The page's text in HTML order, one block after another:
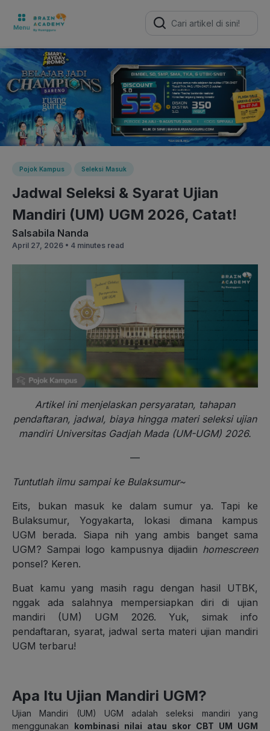
Search
for:
Pojok Kampus Seleksi Masuk
Jadwal Seleksi & Syarat Ujian
Mandiri (UM) UGM 2026, Catat!
Salsabila Nanda
April 27, 2026 • 4 minutes read
Artikel ini menjelaskan persyaratan, tahapan
pendaftaran, jadwal, biaya hingga materi seleksi ujian
mandiri Universitas Gadjah Mada (UM-UGM) 2026.
—
Tuntutlah ilmu sampai ke Bulaksumur~
Eits, bukan masuk ke dalam sumur ya. Tapi ke
Bulaksumur, Yogyakarta, lokasi dimana kampus
UGM berada. Siapa nih yang ambis banget sama
UGM? Sampai logo kampusnya dijadiin homescreen
ponsel? Keren.
Buat kamu yang masih ragu dengan hasil UTBK,
nggak ada salahnya mempersiapkan diri di ujian
mandiri (UM) UGM 2026. Yuk, simak info
pendaftaran, syarat, jadwal serta materi ujian mandiri
UGM terbaru!
Apa Itu Ujian Mandiri UGM?
Ujian Mandiri (UM) UGM adalah seleksi mandiri yang
menggunakan kombinasi nilai atau skor CBT UM UGM